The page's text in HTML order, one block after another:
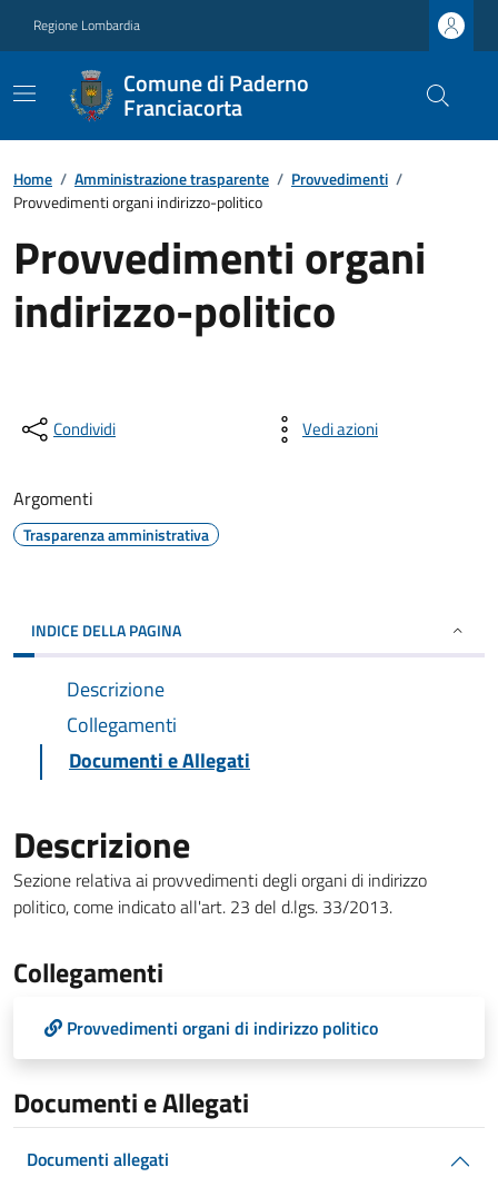
Regione Lombardia
Comune di Paderno
Franciacorta
Home / Amministrazione trasparente / Provvedimenti /
Provvedimenti organi indirizzo-politico
Provvedimenti organi
indirizzo-politico
Condividi Vedi azioni
Argomenti
Trasparenza amministrativa
INDICE DELLA PAGINA
Descrizione
Collegamenti
Documenti e Allegati
Descrizione
Sezione relativa ai provvedimenti degli organi di indirizzo
politico, come indicato all'art. 23 del d.lgs. 33/2013.
Collegamenti
Provvedimenti organi di indirizzo politico
Documenti e Allegati
Documenti allegati